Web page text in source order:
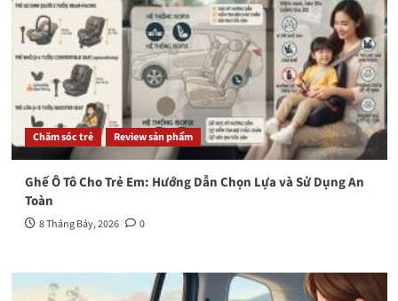
Chăm sóc trẻ Review sản phẩm
Ghế Ô Tô Cho Trẻ Em: Hướng Dẫn Chọn Lựa và Sử Dụng An
Toàn
8 Tháng Bảy, 2026 0